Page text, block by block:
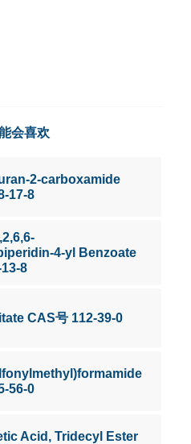
会喜欢
2-carboxamide
17-8
4-yl Benzoate
8
CAS号 112-39-0
56-0
Acid, Tridecyl Ester